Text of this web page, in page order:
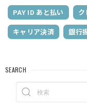
PAY ID あと払い ク
キャリア決済 銀行
SEARCH